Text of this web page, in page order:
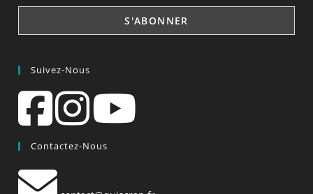
Suivez-Nous
Contactez-Nous